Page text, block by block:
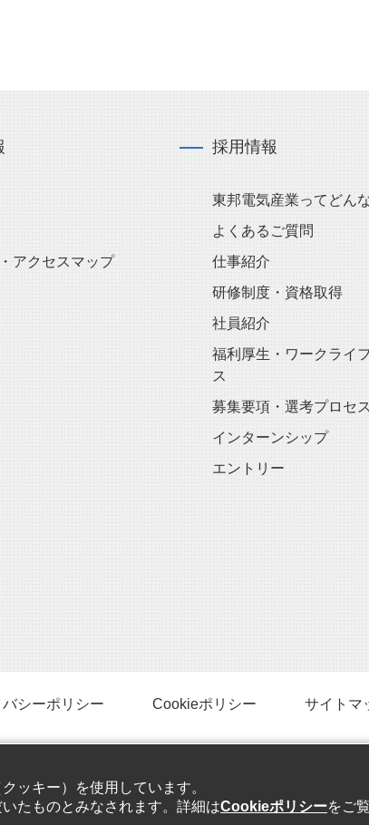
アクセスマップ
採用情報
東邦電気産業ってどん
よくあるご質問
仕事紹介
研修制度・資格取得
社員紹介
福利厚生・ワークライ
ス
募集要項・選考プロセ
インターンシップ
エントリー
シーポリシー Cookieポリシー サイトマ
© 2019 TOHO ELECTRIC INDUSTRIAL Co., Ltd.
All rights reserved.
ッキー）を使用しています。
たものとみなされます。詳細はCookieポリシーをご